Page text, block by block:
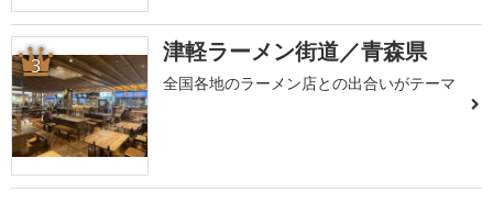
3 津軽ラーメン街道／青森県
全国各地のラーメン店との出合いがテーマ